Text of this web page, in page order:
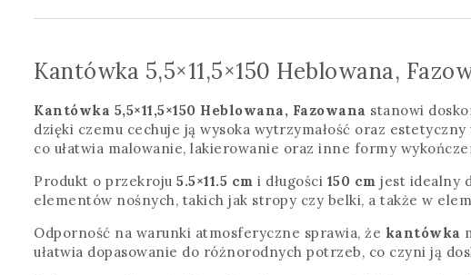
Kantówka 5,5×11,5×150 Heblowana,
Kantówka 5,5×11,5×150 Heblowana, Fazowana stanowi
dzięki czemu cechuje ją wysoka wytrzymałość oraz
co ułatwia malowanie, lakierowanie oraz inne formy
Produkt o przekroju 5.5×11.5 cm i długości 150 cm jest idealny
elementów nośnych, takich jak stropy czy belki, a także w
Odporność na warunki atmosferyczne sprawia, że kantówka
ułatwia dopasowanie do różnorodnych potrzeb, co czyni ją